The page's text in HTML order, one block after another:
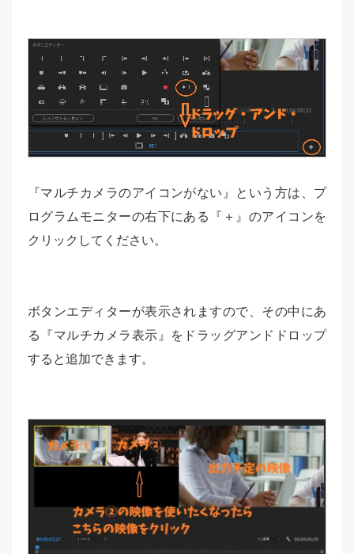
『マルチカメラのアイコンがない』という方は、プ
ログラムモニターの右下にある『＋』のアイコンを
クリックしてください。
ボタンエディターが表示されますので、その中にあ
る『マルチカメラ表示』をドラッグアンドドロップ
すると追加できます。